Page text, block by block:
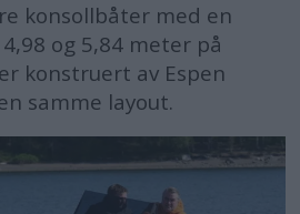
konsollbåter med en
og 5,84 meter på
konstruert av Espen
samme layout.